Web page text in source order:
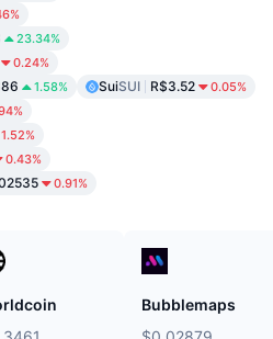
23.34%
0.24%
1.58% SuiSUI R$3.52 0.05%
1.52%
0.43%
0.91%
Bubblemaps